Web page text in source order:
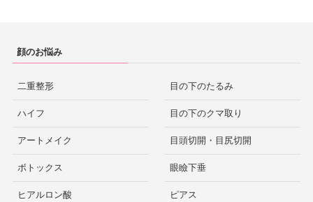
顔のお悩み
二重整形
ハイフ
アートメイク
ボトックス
ヒアルロン酸
目の下のたるみ
目の下のクマ取り
目頭切開・目尻切開
眼瞼下垂
ピアス